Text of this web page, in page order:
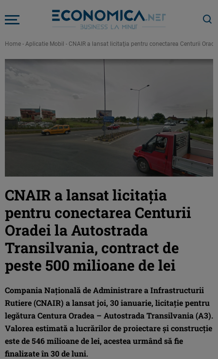
Home - Aplicatie Mobil - CNAIR a lansat licitaţia pentru conectarea Centurii
CNAIR a lansat licitaţia
pentru conectarea Centurii
Oradei la Autostrada
Transilvania, contract de
peste 500 milioane de lei
Compania Națională de Administrare a Infrastructurii
Rutiere (CNAIR) a lansat joi, 30 ianuarie, licitație pentru
legătura Centura Oradea – Autostrada Transilvania (A3).
Valorea estimată a lucrărilor de proiectare și construcție
este de 546 milioane de lei, acestea urmând să fie
finalizate în 30 de luni.